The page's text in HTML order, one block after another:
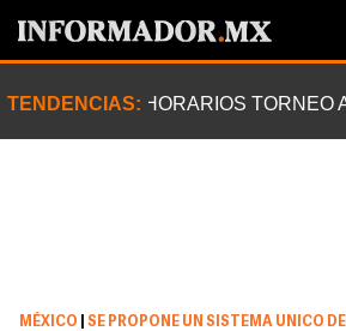
TENDENCIAS: HORARIOS TORNEO
MÉXICO
SE PROPONE UN SISTEMA UNICO